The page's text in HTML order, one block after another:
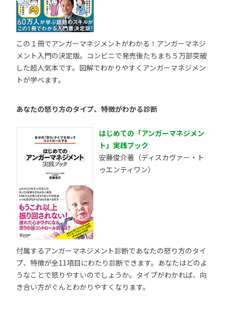
この１冊でアンガーマネジメントがわかる！アンガーマネジ
メント入門の決定版。コンビニで発売後たちまち５万部突破
した超人気本です。図解でわかりやすくアンガーマネジメン
トが学べます。
あなたの怒り方のタイプ、特徴がわかる診断
はじめての「アンガーマネジメン
ト」実践ブック
安藤俊介著（ディスカヴァー・ト
ゥエンティワン）
付属するアンガーマネジメント診断であなたの怒り方のタイ
プ、特徴が全11項目にわたり診断できます。あなたはどのよ
うなことで怒りやすいのでしょうか。タイプがわかれば、向
き合い方がぐんとわかりやすくなります。